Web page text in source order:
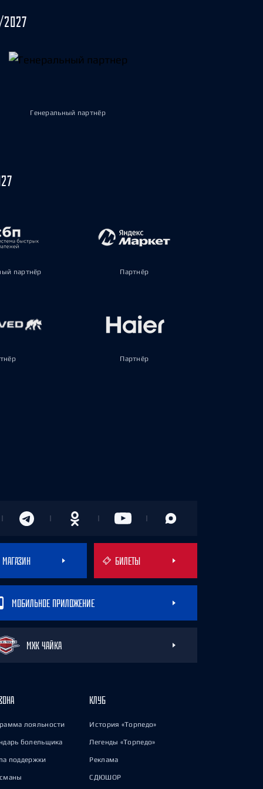
Генеральный партнёр
партнёр Партнёр
Партнёр
МАГАЗИН БИЛЕТЫ
МОБИЛЬНОЕ ПРИЛОЖЕНИЕ
МХК ЧАЙКА
лояльности
болельщика
поддержки
КЛУБ
История «Торпедо»
Легенды «Торпедо»
Реклама
СДЮШОР